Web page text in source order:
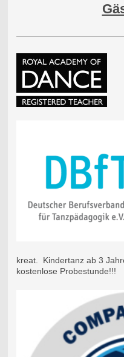
kreat. Kindertanz ab 3
kostenlose Probestunde!!!